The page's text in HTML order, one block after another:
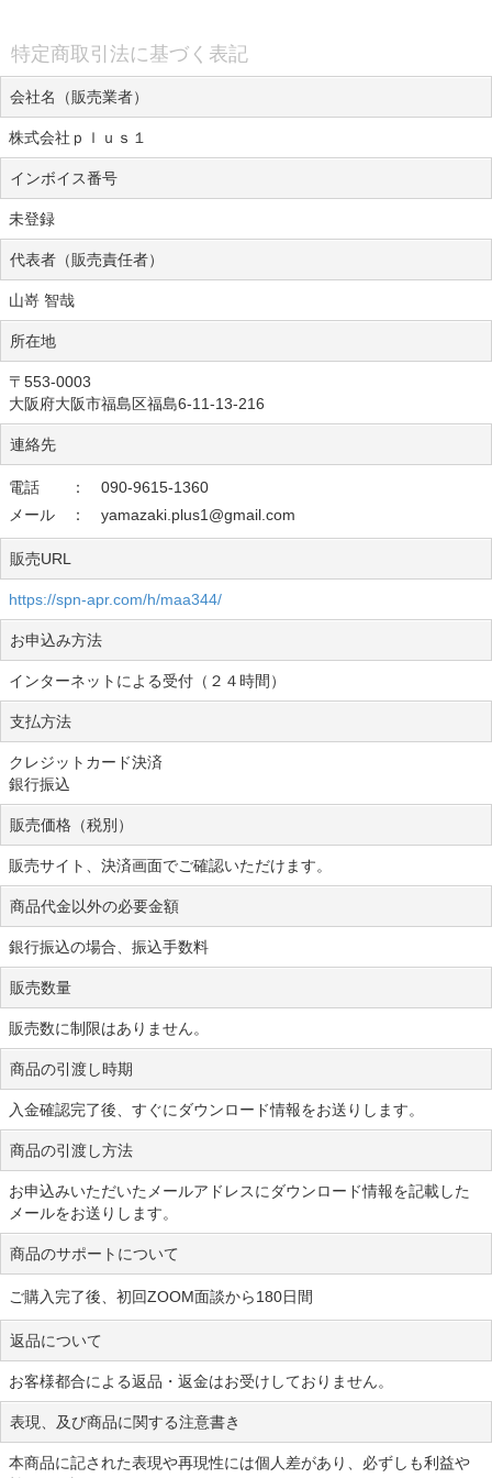
特定商取引法に基づく表記
会社名（販売業者）
株式会社ｐｌｕｓ１
インボイス番号
未登録
代表者（販売責任者）
山嵜 智哉
所在地
〒553-0003
大阪府大阪市福島区福島6-11-13-216
連絡先
電話 ： 090-9615-1360
メール ： yamazaki.plus1@gmail.com
販売URL
https://spn-apr.com/h/maa344/
お申込み方法
インターネットによる受付（２４時間）
支払方法
クレジットカード決済
銀行振込
販売価格（税別）
販売サイト、決済画面でご確認いただけます。
商品代金以外の必要金額
銀行振込の場合、振込手数料
販売数量
販売数に制限はありません。
商品の引渡し時期
入金確認完了後、すぐにダウンロード情報をお送りします。
商品の引渡し方法
お申込みいただいたメールアドレスにダウンロード情報を記載した
メールをお送りします。
商品のサポートについて
ご購入完了後、初回ZOOM面談から180日間
返品について
お客様都合による返品・返金はお受けしておりません。
表現、及び商品に関する注意書き
本商品に記された表現や再現性には個人差があり、必ずしも利益や